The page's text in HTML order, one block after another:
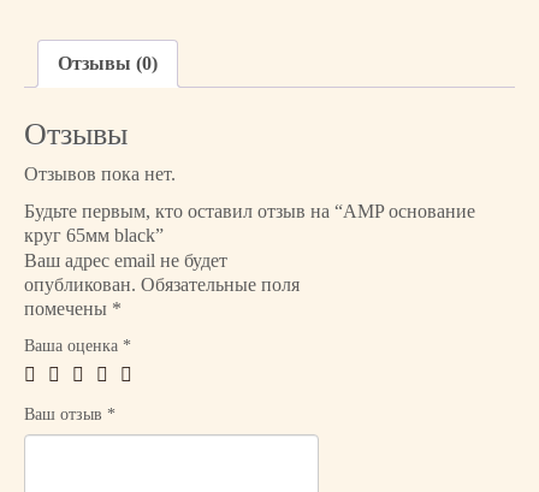
т
в
а
а
A
M
с
н
о
в
Отзывы (0)
Отзывы
Отзывов пока нет.
Будьте первым, кто оставил отзыв на “AMP основание
круг 65мм black”
Ваш адрес email не будет
опубликован. Обязательные поля
помечены *
Ваша оценка *
Ваш отзыв *